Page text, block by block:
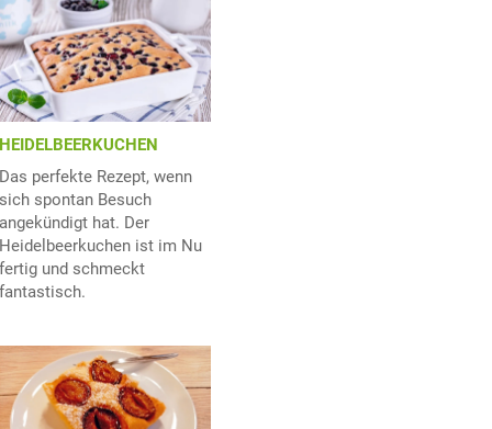
perfekte Rezept, wenn
spontan Besuch
hat. Der
ist im Nu
und schmeckt